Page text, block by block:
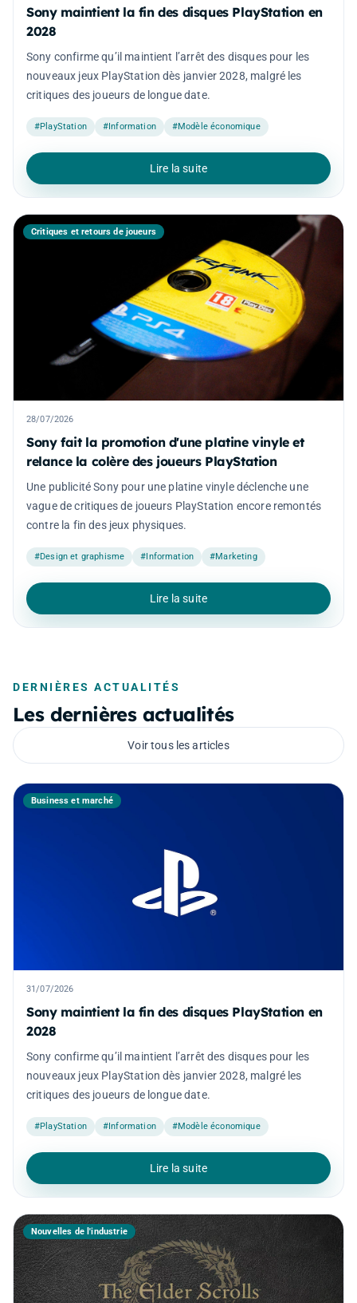
Sony maintient la fin des disques PlayStation en
2028
Sony confirme qu’il maintient l’arrêt des disques pour les
nouveaux jeux PlayStation dès janvier 2028, malgré les
critiques des joueurs de longue date.
#PlayStation #Information #Modèle économique
Lire la suite
Critiques et retours de joueurs
28/07/2026
Sony fait la promotion d'une platine vinyle et
relance la colère des joueurs PlayStation
Une publicité Sony pour une platine vinyle déclenche une
vague de critiques de joueurs PlayStation encore remontés
contre la fin des jeux physiques.
#Design et graphisme #Information #Marketing
Lire la suite
DERNIÈRES ACTUALITÉS
Les dernières actualités
Voir tous les articles
Business et marché
31/07/2026
Sony maintient la fin des disques PlayStation en
2028
Sony confirme qu’il maintient l’arrêt des disques pour les
nouveaux jeux PlayStation dès janvier 2028, malgré les
critiques des joueurs de longue date.
#PlayStation #Information #Modèle économique
Lire la suite
Nouvelles de l'industrie